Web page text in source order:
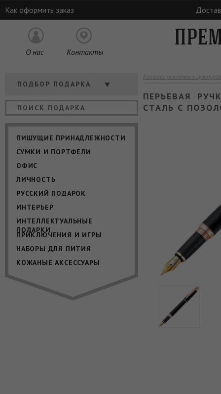
Как оформить заказ
О нас Контакты
ПОДБОР ПОДАРКА Кому
Отрасль Цена
ПИШУЩИЕ ПРИНАДЛЕЖНОСТИ
СУМКИ И ПОРТФЕЛИ
ОФИС
ЛИЧНОСТЬ
РУССКИЙ ПОДАРОК
ИНТЕРЬЕР
ИНТЕЛЛЕКТУАЛЬНЫЕ
ПОДАРКИ
ПРИКЛЮЧЕНИЯ И ИГРЫ
НАБОРЫ ДЛЯ ПИТИЯ
КОЖАНЫЕ АКСЕССУАРЫ
Каталог рекламных сувениров
ПЕРЬЕВАЯ
СТАЛЬ С